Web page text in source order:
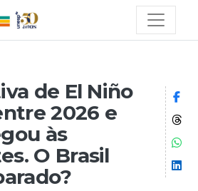
de El Niño
2026 e
às
O Brasil